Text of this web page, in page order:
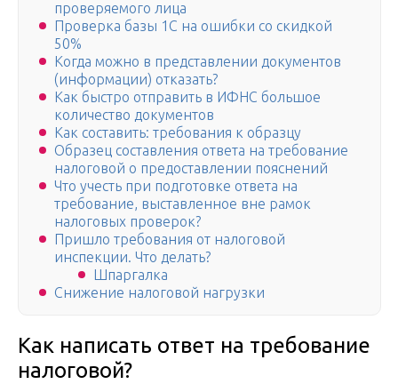
проверяемого лица
Проверка базы 1С на ошибки со скидкой
50%
Когда можно в представлении документов
(информации) отказать?
Как быстро отправить в ИФНС большое
количество документов
Как составить: требования к образцу
Образец составления ответа на требование
налоговой о предоставлении пояснений
Что учесть при подготовке ответа на
требование, выставленное вне рамок
налоговых проверок?
Пришло требования от налоговой
инспекции. Что делать?
Шпаргалка
Снижение налоговой нагрузки
Как написать ответ на требование
налоговой?